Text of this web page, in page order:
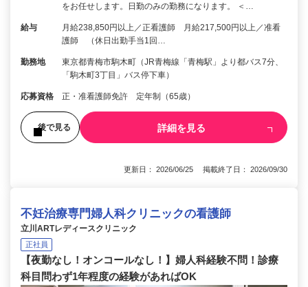
をお任せします。日勤のみの勤務になります。 ＜…
給与
月給238,850円以上／正看護師 月給217,500円以上／准看
護師 （休日出勤手当1回…
勤務地
東京都青梅市駒木町（JR青梅線「青梅駅」より都バス7分、
「駒木町3丁目」バス停下車）
応募資格 正・准看護師免許 定年制（65歳）
後で見る 詳細を見る
更新日： 2026/06/25 掲載終了日： 2026/09/30
不妊治療専門婦人科クリニックの看護師
立川ARTレディースクリニック
正社員
【夜勤なし！オンコールなし！】婦人科経験不問！診療
科目問わず1年程度の経験があればOK